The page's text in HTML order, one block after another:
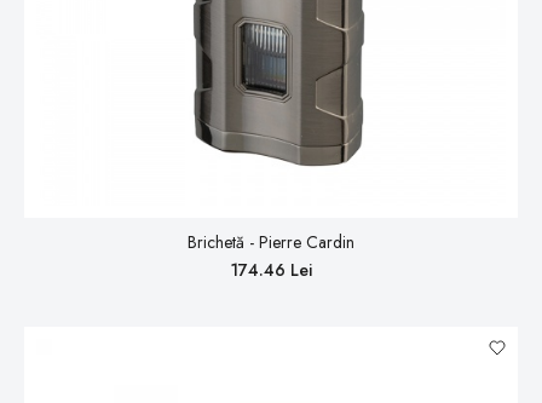
Brichetă - Pierre Cardin
174.46 Lei